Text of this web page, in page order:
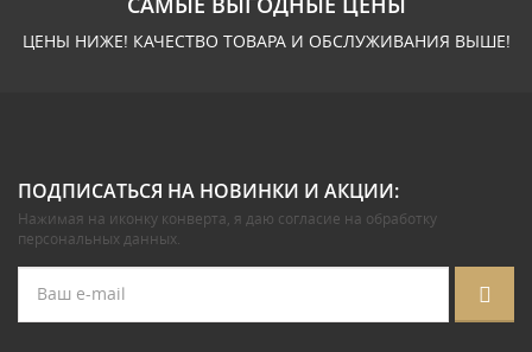
ЦЕНЫ НИЖЕ! КАЧЕСТВО ТОВАРА И ОБСЛУЖИВАНИЯ ВЫШЕ!
ПОДПИСАТЬСЯ НА НОВИНКИ И АКЦИИ:
Нажимая на иконку конверта, я даю согласие на обработку
персональных данных.